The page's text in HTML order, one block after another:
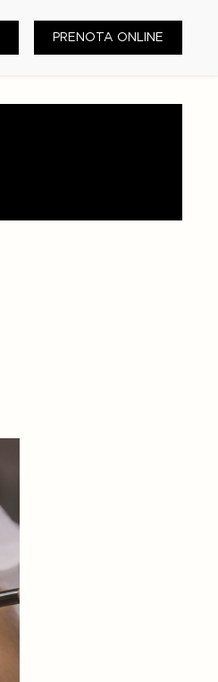
PRENOTA ONLINE